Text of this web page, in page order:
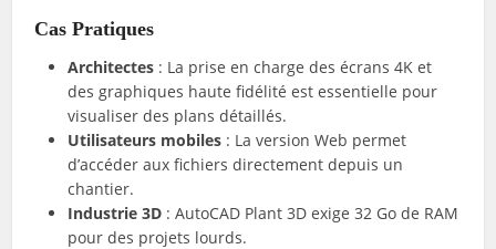
Cas Pratiques
Architectes : La prise en charge des écrans 4K et
des graphiques haute fidélité est essentielle pour
visualiser des plans détaillés.
Utilisateurs mobiles : La version Web permet
d’accéder aux fichiers directement depuis un
chantier.
Industrie 3D : AutoCAD Plant 3D exige 32 Go de RAM
pour des projets lourds.